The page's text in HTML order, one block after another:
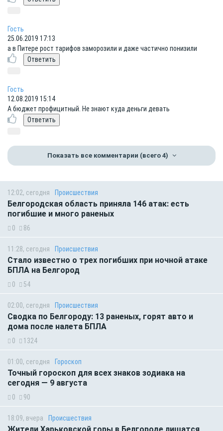
Гость
25.06.2019 17:13
а в Питере рост тарифов заморозили и даже частично понизили
Гость
12.08.2019 15:14
А бюджет профицитный. Не знают куда деньги девать
Показать все комментарии (всего 4)
12:02, сегодня Происшествия
Белгородская область приняла 146 атак: есть
погибшие и много раненых
0 86
11:28, сегодня Происшествия
Стало известно о трех погибших при ночной атаке
БПЛА на Белгород
0 54
02:00, сегодня Происшествия
Сводка по Белгороду: 13 раненых, горят авто и
дома после налета БПЛА
0 1324
01:00, сегодня Гороскоп
Точный гороскоп для всех знаков зодиака на
сегодня — 9 августа
0 90
18:09, вчера Происшествия